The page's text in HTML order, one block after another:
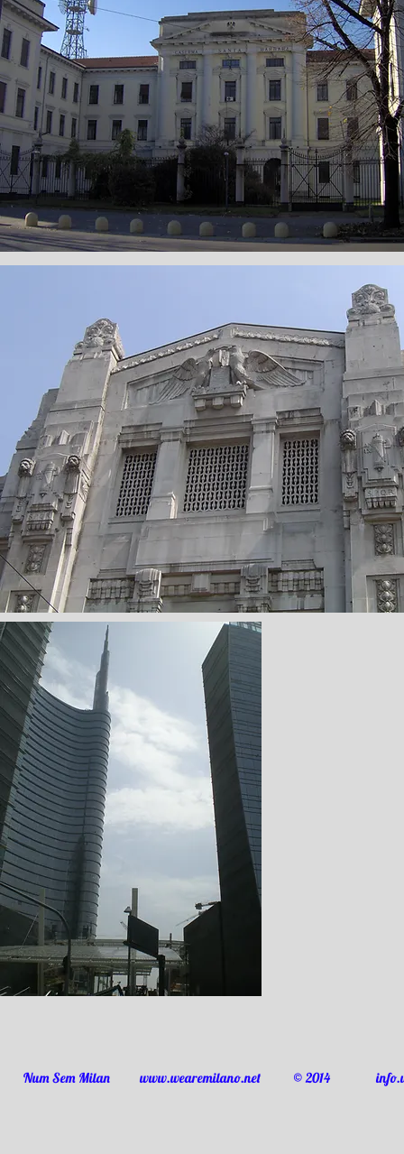
Num Sem Milan www.wearemilano.net ©2014